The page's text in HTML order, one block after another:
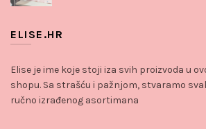
ELISE.HR
Elise je ime koje stoji iza svih proizvoda u
shopu. Sa strašću i pažnjom, stvaramo
ručno izrađenog asortimana